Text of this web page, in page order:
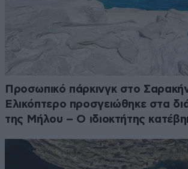
Προσωπικό πάρκινγκ στο
Ελικόπτερο προσγειώθηκε στα
της Μήλου – Ο ιδιοκτήτης